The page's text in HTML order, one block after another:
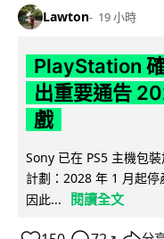
Lawton 19 小時
PlayStation
出重要通告
戲
Sony 已在 PS5 主機包
計劃：2028 年 1 月起
因此...
閱讀全文